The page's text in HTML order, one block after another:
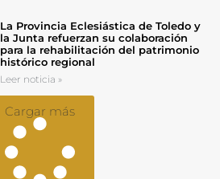
La Provincia Eclesiástica de Toledo y
la Junta refuerzan su colaboración
para la rehabilitación del patrimonio
histórico regional
Leer noticia »
Cargar más